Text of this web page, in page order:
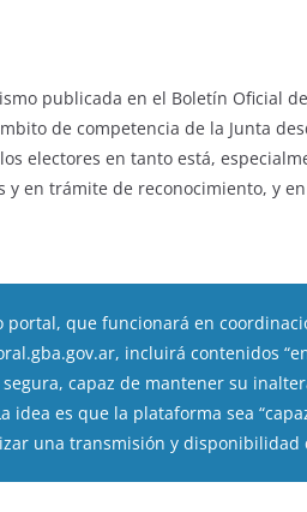
publicada en el Boletín Oficial
de competencia de la Junta
electores en tanto está,
y en trámite de reconocimiento, y
portal, que funcionará en
, incluirá contenidos
segura, capaz de mantener su
idea es que la plataforma sea
una transmisión y disponibilidad